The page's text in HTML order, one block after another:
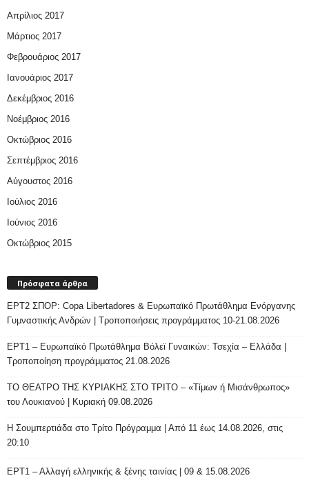
Απρίλιος 2017
Μάρτιος 2017
Φεβρουάριος 2017
Ιανουάριος 2017
Δεκέμβριος 2016
Νοέμβριος 2016
Οκτώβριος 2016
Σεπτέμβριος 2016
Αύγουστος 2016
Ιούλιος 2016
Ιούνιος 2016
Οκτώβριος 2015
Πρόσφατα άρθρα
ΕΡΤ2 ΣΠΟΡ: Copa Libertadores & Ευρωπαϊκό Πρωτάθλημα Ενόργανης
Γυμναστικής Ανδρών | Τροποποιήσεις προγράμματος 10-21.08.2026
ΕΡΤ1 – Ευρωπαϊκό Πρωτάθλημα Βόλεϊ Γυναικών: Τσεχία – Ελλάδα |
Τροποποίηση προγράμματος 21.08.2026
ΤΟ ΘΕΑΤΡΟ ΤΗΣ ΚΥΡΙΑΚΗΣ ΣΤΟ ΤΡΙΤΟ – «Τίμων ή Μισάνθρωπος»
του Λουκιανού | Κυριακή 09.08.2026
H Σουμπερτιάδα στο Τρίτο Πρόγραμμα | Από 11 έως 14.08.2026, στις
20:10
ΕΡΤ1 – Αλλαγή ελληνικής & ξένης ταινίας | 09 & 15.08.2026